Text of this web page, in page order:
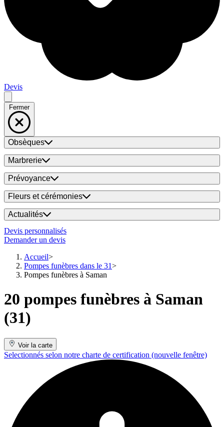
Devis
Fermer
Obsèques
Marbrerie
Prévoyance
Fleurs et cérémonies
Actualités
Devis personnalisés
Demander un devis
Accueil
Pompes funèbres dans le 31
Pompes funèbres à Saman
20 pompes funèbres à Saman
(31)
Voir la carte
Selectionnés selon notre charte de certification (nouvelle fenêtre)